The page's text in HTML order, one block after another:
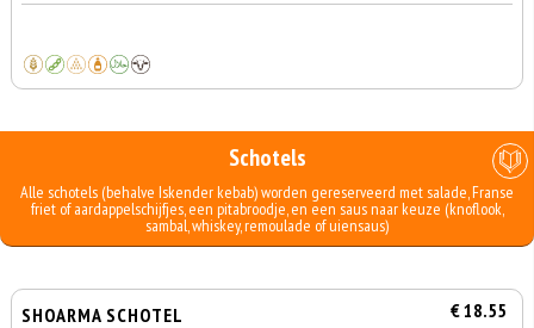
Schotels
Alle schotels (behalve Iskender kebab) worden gereserveerd met salade, Franse
friet of aardappelschijfjes, een pitabroodje, en een saus naar keuze (knoflook,
sambal, whiskey, remoulade of uiensaus)
SHOARMA SCHOTEL € 18.55